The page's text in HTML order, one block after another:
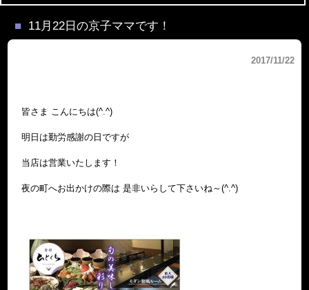
11月22日の京子ママです！
2017/11/22
皆さま こんにちは(^.^)
明日は勤労感謝の日ですが
当店は営業いたします！
夜の町へお出かけの際は 是非いらして下さいね～(^.^)